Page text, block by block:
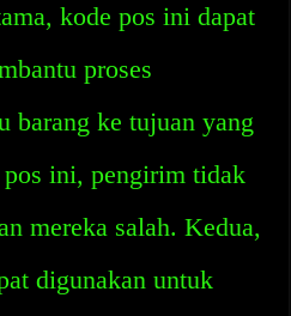
kode pos ini dapat
proses
barang ke tujuan yang
ini, pengirim tidak
mereka salah. Kedua,
digunakan untuk